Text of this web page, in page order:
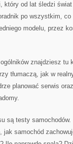
od lat śledzi
po wszystkim,
modelu, przez
znajdziesz tu
tłumaczą, jak w
planować serwis
są testy
jak samochód